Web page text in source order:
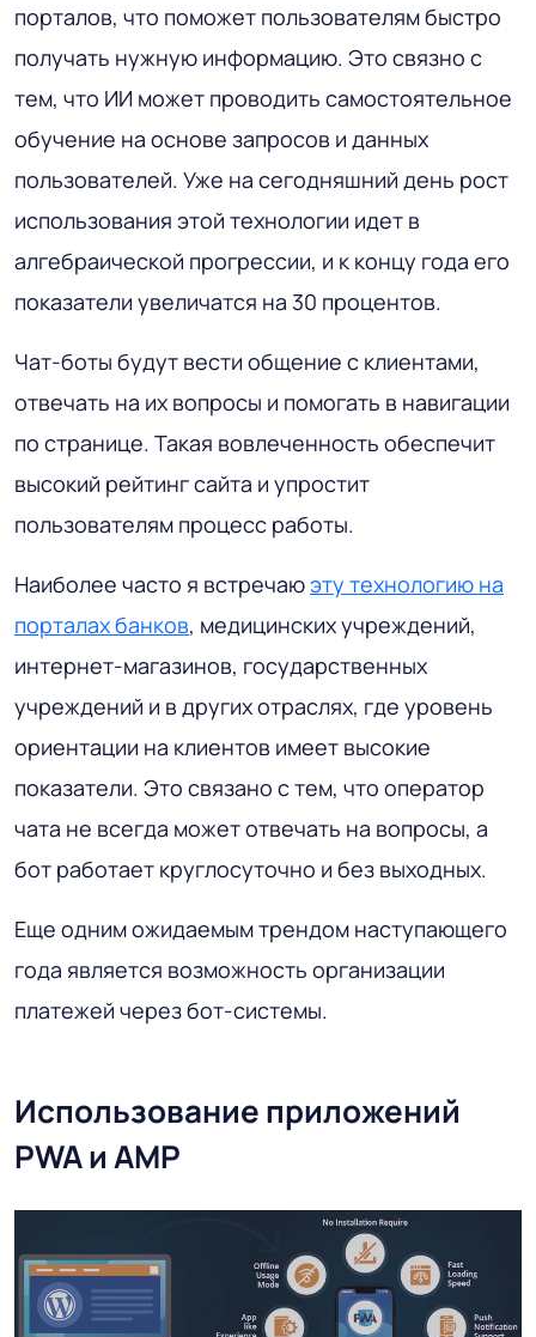
порталов, что поможет пользователям быстро
получать нужную информацию. Это связно с
тем, что ИИ может проводить самостоятельное
обучение на основе запросов и данных
пользователей. Уже на сегодняшний день рост
использования этой технологии идет в
алгебраической прогрессии, и к концу года его
показатели увеличатся на 30 процентов.
Чат-боты будут вести общение с клиентами,
отвечать на их вопросы и помогать в навигации
по странице. Такая вовлеченность обеспечит
высокий рейтинг сайта и упростит
пользователям процесс работы.
Наиболее часто я встречаюэту технологию на
порталах банков, медицинских учреждений,
интернет-магазинов, государственных
учреждений и в других отраслях, где уровень
ориентации на клиентов имеет высокие
показатели. Это связано с тем, что оператор
чата не всегда может отвечать на вопросы, а
бот работает круглосуточно и без выходных.
Еще одним ожидаемым трендом наступающего
года является возможность организации
платежей через бот-системы.
Использование приложений
PWA и AMP